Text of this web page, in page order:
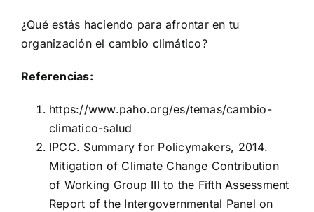
¿Qué estás haciendo para afrontar en tu
organización el cambio climático?
Referencias:
https://www.paho.org/es/temas/cambio-
climatico-salud
IPCC. Summary for Policymakers, 2014.
Mitigation of Climate Change Contribution
of Working Group III to the Fifth Assessment
Report of the Intergovernmental Panel on